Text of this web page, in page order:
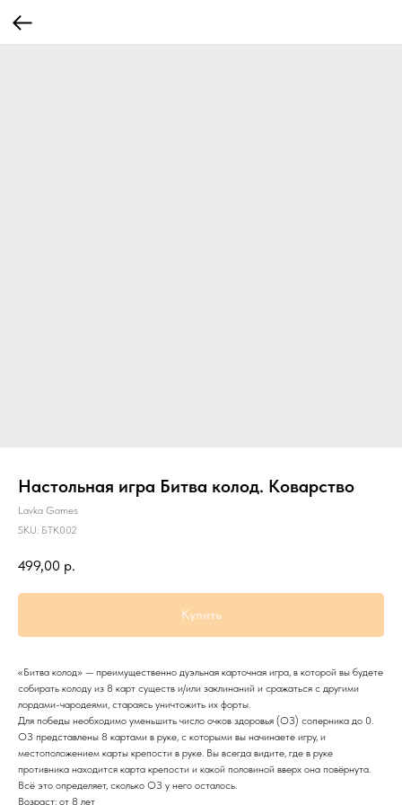
Настольная игра Битва колод. Коварство
Lavka Games
SKU: БТК002
499,00 р.
Купить
«Битва колод» — преимущественно дуэльная карточная игра, в которой вы будете
собирать колоду из 8 карт существ и/или заклинаний и сражаться с другими
лордами-чародеями, стараясь уничтожить их форты.
Для победы необходимо уменьшить число очков здоровья (ОЗ) соперника до 0.
ОЗ представлены 8 картами в руке, с которыми вы начинаете игру, и
местоположением карты крепости в руке. Вы всегда видите, где в руке
противника находится карта крепости и какой половиной вверх она повёрнута.
Всё это определяет, сколько ОЗ у него осталось.
Возраст: от 8 лет